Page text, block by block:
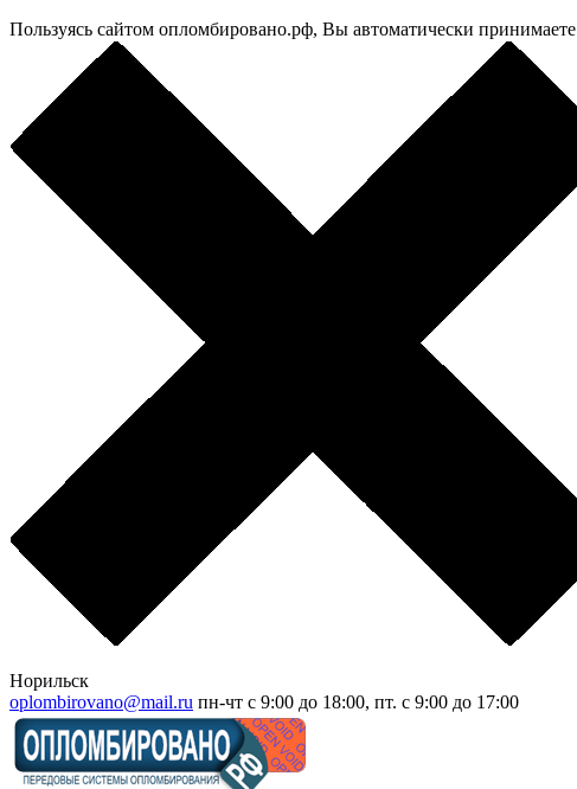
Пользуясь сайтом опломбировано.рф, Вы автоматически принимаете
Норильск
oplombirovano@mail.ru пн-чт с 9:00 до 18:00, пт. с 9:00 до 17:00